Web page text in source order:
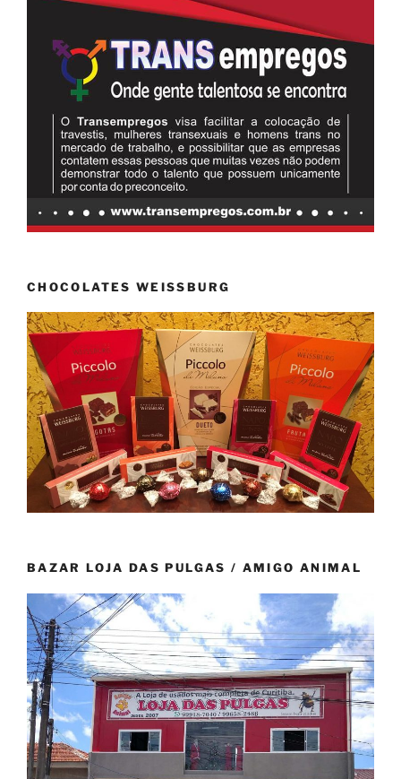
CHOCOLATES WEISSBURG
BAZAR LOJA DAS PULGAS / AMIGO ANIMAL